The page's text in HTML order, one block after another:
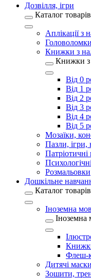
Дозвілля, ігри
Каталог товарів
Аплікації з
Книжки з
Книжки з
Від 0
Від 1
Від 2
Від 3
Від 4
Від 5
Мозаїки,
Пазли, ігри,
Розмальовки
Дошкільне
Каталог товарів
Іноземна
Іноземна
Флеш-
Дитячі
Зошити,